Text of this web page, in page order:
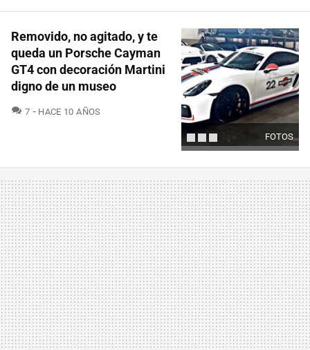
FOTOS
Removido, no agitado, y te
queda un Porsche Cayman
GT4 con decoración Martini
digno de un museo
7 COMENTARIOS
HACE 10 AÑOS